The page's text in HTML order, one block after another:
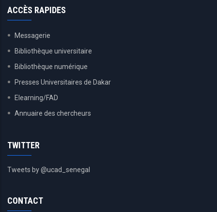
ACCÈS RAPIDES
Messagerie
Bibliothèque universitaire
Bibliothèque numérique
Presses Universitaires de Dakar
Elearning/FAD
Annuaire des chercheurs
TWITTER
Tweets by @ucad_senegal
CONTACT